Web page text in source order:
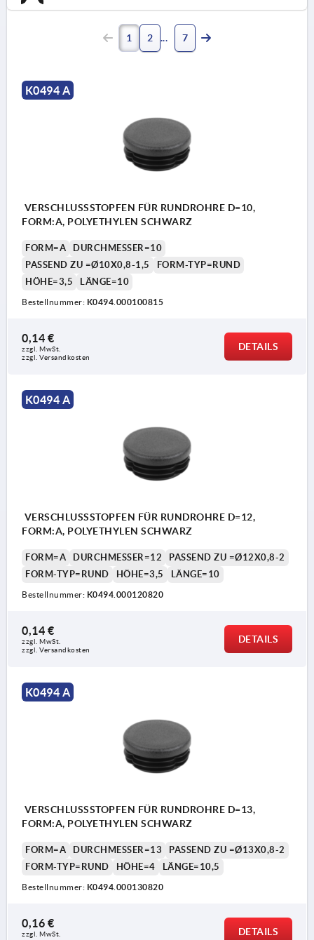
1 2 7
K0494 A
VERSCHLUSSSTOPFEN FÜR RUNDROHRE D=10,
FORM:A, POLYETHYLEN SCHWARZ
FORM=A
DURCHMESSER=10
PASSEND ZU =Ø10X0,8-1,5
FORM-TYP=RUND
HÖHE=3,5
LÄNGE=10
Bestellnummer: K0494.000100815
0,14 €
zzgl. MwSt.
zzgl. Versandkosten
DETAILS
K0494 A
VERSCHLUSSSTOPFEN FÜR RUNDROHRE D=12,
FORM:A, POLYETHYLEN SCHWARZ
FORM=A DURCHMESSER=12
PASSEND ZU =Ø12X0,8-2
FORM-TYP=RUND
HÖHE=3,5 LÄNGE=10
Bestellnummer: K0494.000120820
0,14 €
zzgl. MwSt.
zzgl. Versandkosten
DETAILS
K0494 A
VERSCHLUSSSTOPFEN FÜR RUNDROHRE D=13,
FORM:A, POLYETHYLEN SCHWARZ
FORM=A DURCHMESSER=13
PASSEND ZU =Ø13X0,8-2
FORM-TYP=RUND
HÖHE=4 LÄNGE=10,5
Bestellnummer: K0494.000130820
0,16 €
zzgl. MwSt.
DETAILS